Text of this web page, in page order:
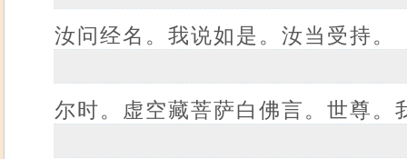
汝问经名。我说如是。汝当受持。
尔时。虚空藏菩萨白佛言。世尊